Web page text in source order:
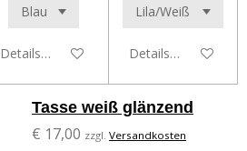
Details anzeigen Details anzeigen
Tasse weiß glänzend
€ 17,00 zzgl. Versandkosten